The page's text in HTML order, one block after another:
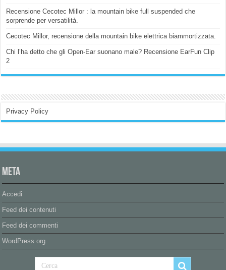
Recensione Cecotec Millor : la mountain bike full suspended che
sorprende per versatilità.
Cecotec Millor, recensione della mountain bike elettrica biammortizzata.
Chi l’ha detto che gli Open-Ear suonano male? Recensione EarFun Clip
2
Privacy Policy
Meta
Accedi
Feed dei contenuti
Feed dei commenti
WordPress.org